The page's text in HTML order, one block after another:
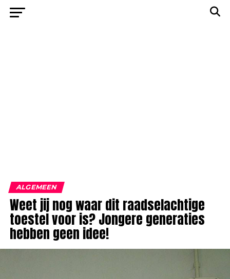
ALGEMEEN
Weet jij nog waar dit raadselachtige
toestel voor is? Jongere generaties
hebben geen idee!